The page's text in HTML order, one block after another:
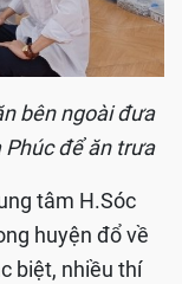
bên ngoài đưa
Phúc để ăn trưa
tâm H.Sóc
huyện đổ về
biệt, nhiều thí